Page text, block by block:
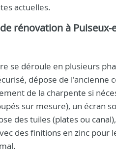
actuelles.
rénovation à Puiseux-
se déroule en plusieurs
dépose de
de la charpente si
sur mesure), un écran
des tuiles (plates ou
des finitions en zinc